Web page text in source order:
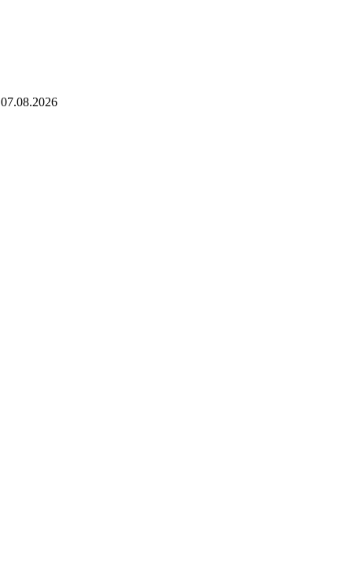
07.08.2026